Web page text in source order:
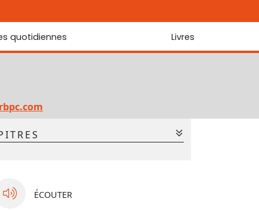
quotidiennes Livres
ÉCOUTER